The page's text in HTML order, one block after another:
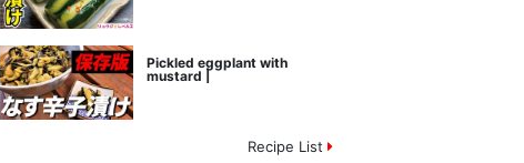
Pickled eggplant with
mustard |
Recipe List